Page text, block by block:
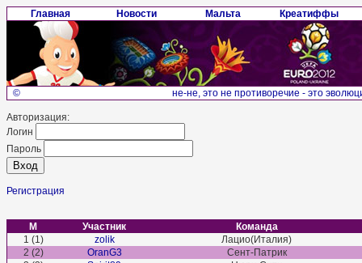
Главная Новости Мальта Креатиффы
© не-не, это не противоречие - это
Авторизация:
Логин
Пароль
Регистрация
М Участник
Команда
1 (1)
zolik
Лацио(Италия)
2 (2)
OranG3
Сент-Патрик